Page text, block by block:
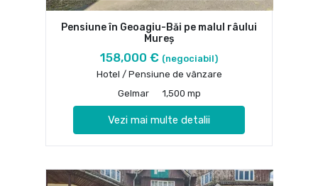
Pensiune în Geoagiu-Băi pe malul râului
Mureș
158,000 € (negociabil)
Hotel / Pensiune de vânzare
Gelmar
1,500 mp
Vezi mai multe detalii